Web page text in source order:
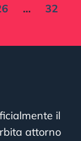
… 32
il
attorno